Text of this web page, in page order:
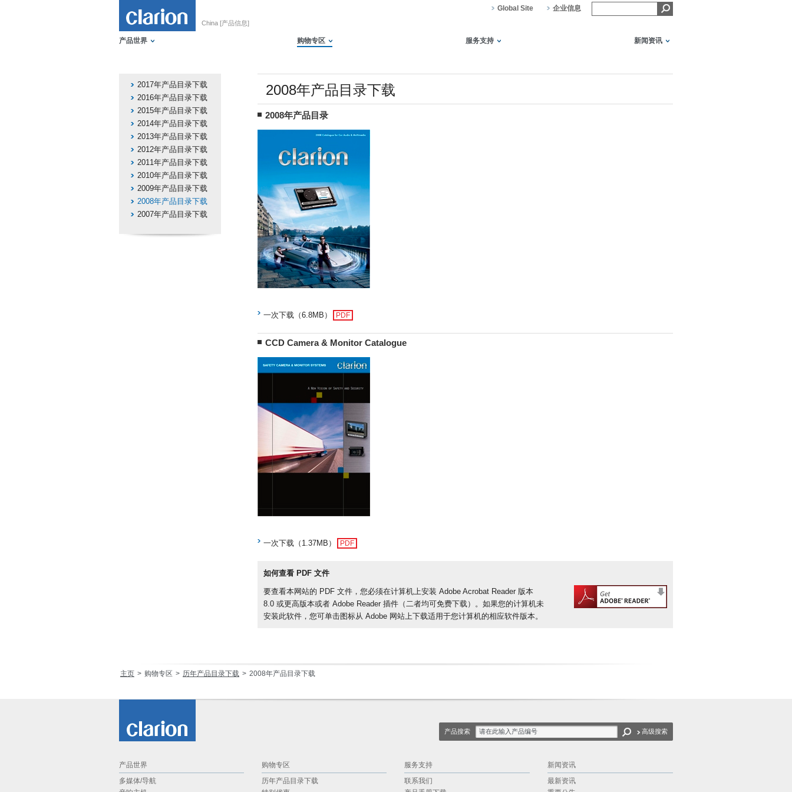
China [产品信息]
Global Site 企业信息
产品世界 购物专区 服务支持 新闻资讯
2017年产品目录下载
2016年产品目录下载
2015年产品目录下载
2014年产品目录下载
2013年产品目录下载
2012年产品目录下载
2011年产品目录下载
2010年产品目录下载
2009年产品目录下载
2008年产品目录下载
2007年产品目录下载
2008年产品目录下载
2008年产品目录
一次下载（6.8MB） PDF
CCD Camera & Monitor Catalogue
一次下载（1.37MB） PDF
如何查看 PDF 文件
要查看本网站的 PDF 文件，您必须在计算机上安装 Adobe Acrobat Reader 版本
8.0 或更高版本或者 Adobe Reader 插件（二者均可免费下载）。如果您的计算机未
安装此软件，您可单击图标从 Adobe 网站上下载适用于您计算机的相应软件版本。
主页 购物专区 历年产品目录下载 2008年产品目录下载
产品搜索 高级搜索
产品世界
多媒体/导航
购物专区
历年产品目录下载
服务支持
联系我们
新闻资讯
最新资讯